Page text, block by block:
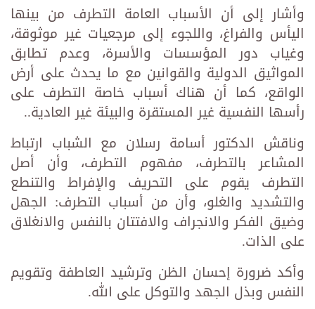
وأشار إلى أن الأسباب العامة التطرف من بينها
اليأس والفراغ، واللجوء إلى مرجعيات غير موثوقة،
وغياب دور المؤسسات والأسرة، وعدم تطابق
المواثيق الدولية والقوانين مع ما يحدث على أرض
الواقع، كما أن هناك أسباب خاصة التطرف على
رأسها النفسية غير المستقرة والبيئة غير العادية..
وناقش الدكتور أسامة رسلان مع الشباب ارتباط
المشاعر بالتطرف، مفهوم التطرف، وأن أصل
التطرف يقوم على التحريف والإفراط والتنطع
والتشديد والغلو، وأن من أسباب التطرف: الجهل
وضيق الفكر والانجراف والافتتان بالنفس والانغلاق
على الذات.
وأكد ضرورة إحسان الظن وترشيد العاطفة وتقويم
النفس وبذل الجهد والتوكل على الله.